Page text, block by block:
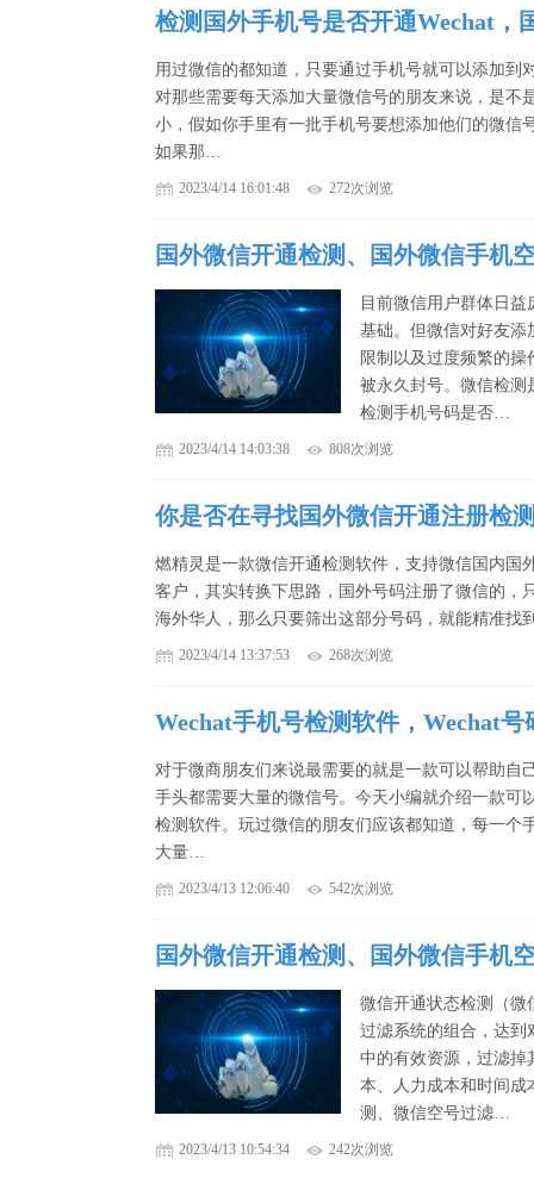
检测国外手机号是否开通Wechat，
用过微信的都知道，只要通过手机号就可以添加到
对那些需要每天添加大量微信号的朋友来说，是不
小，假如你手里有一批手机号要想添加他们的微信
如果那…
2023/4/14 16:01:48 272次浏览
国外微信开通检测、国外微信手机
目前微信用户群体日
基础。但微信对好友添
限制以及过度频繁的
被永久封号。微信检测
检测手机号码是否…
2023/4/14 14:03:38 808次浏览
你是否在寻找国外微信开通注册检
燃精灵是一款微信开通检测软件，支持微信国内国
客户，其实转换下思路，国外号码注册了微信的，
海外华人，那么只要筛出这部分号码，就能精准找
2023/4/14 13:37:53 268次浏览
Wechat手机号检测软件，Wechat号
对于微商朋友们来说最需要的就是一款可以帮助自
手头都需要大量的微信号。今天小编就介绍一款
检测软件。玩过微信的朋友们应该都知道，每一个
大量…
2023/4/13 12:06:40 542次浏览
国外微信开通检测、国外微信手机
微信开通状态检测（微
过滤系统的组合，达到
中的有效资源，过滤掉
本、人力成本和时间成
测、微信空号过滤…
2023/4/13 10:54:34 242次浏览